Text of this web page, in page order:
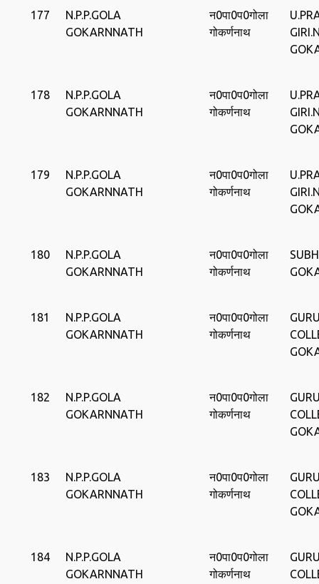
177
N.P.P.GOLA
GOKARNNATH
न0पा0प0गोला
गोकर्णनाथ
178
N.P.P.GOLA
GOKARNNATH
न0पा0प0गोला
गोकर्णनाथ
179
N.P.P.GOLA
GOKARNNATH
न0पा0प0गोला
गोकर्णनाथ
180
N.P.P.GOLA
GOKARNNATH
न0पा0प0गोला
गोकर्णनाथ
181
N.P.P.GOLA
GOKARNNATH
न0पा0प0गोला
गोकर्णनाथ
182
N.P.P.GOLA
GOKARNNATH
न0पा0प0गोला
गोकर्णनाथ
183
N.P.P.GOLA
GOKARNNATH
न0पा0प0गोला
गोकर्णनाथ
184
N.P.P.GOLA
GOKARNNATH
न0पा0प0गोला
गोकर्णनाथ